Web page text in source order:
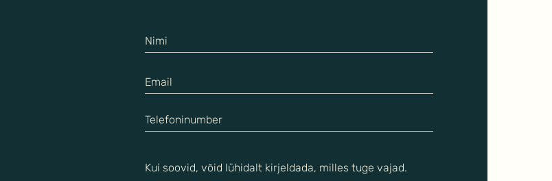
MIDA TEHA, kui tekib tunne:
"KAS MEIE SUHE ON LÄBI?"
EEMALDUMINE SUHTES -